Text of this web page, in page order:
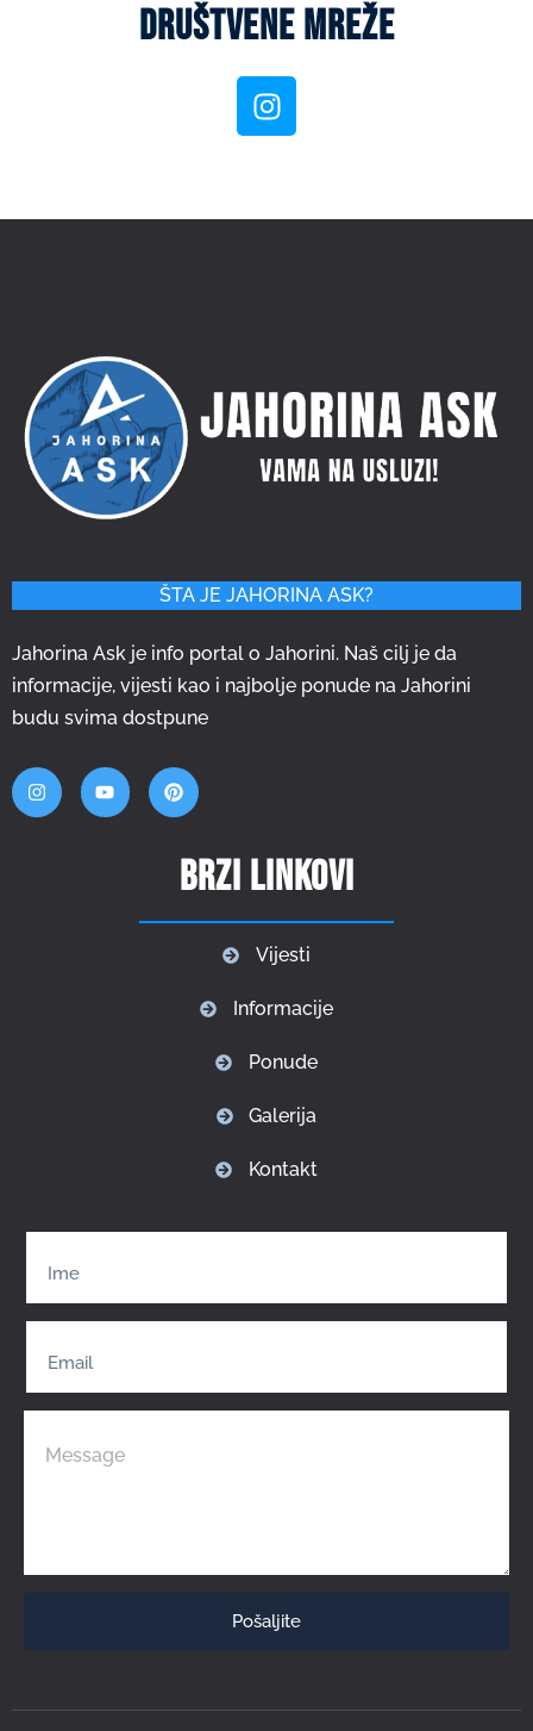
Društvene mreže
ŠTA JE JAHORINA ASK?
Jahorina Ask je info portal o Jahorini. Naš cilj je da
informacije, vijesti kao i najbolje ponude na Jahorini
budu svima dostpune
Brzi linkovi
Vijesti
Informacije
Ponude
Galerija
Kontakt
Pošaljite